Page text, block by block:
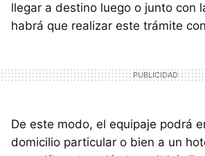
llegar a destino luego o junto con
habrá que realizar este trámite
De este modo, el equipaje podrá
domicilio particular o bien a un